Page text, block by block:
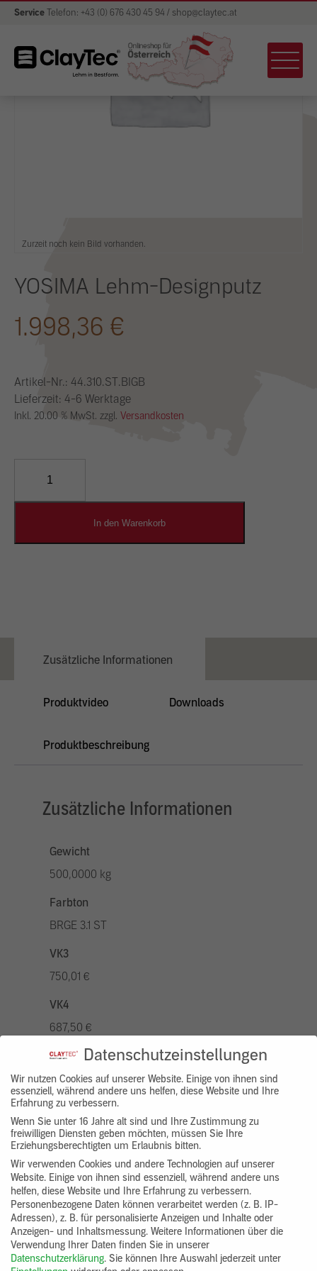
Service Telefon: +43 (0) 676 430 45 94 / shop@claytec.at
Zurzeit noch kein Bild vorhanden.
YOSIMA Lehm-Designputz
1.998,36 €
Artikel-Nr.: 44.310.ST.BIGB
Lieferzeit: 4-6 Werktage
Inkl. 20.00 % MwSt. zzgl. Versandkosten
Designputz
In den Warenkorb
Zusätzliche Informationen
Produktvideo Downloads
Produktbeschreibung
Zusätzliche Informationen
Gewicht
500,0000 kg
Farbton
BRGE 3.1 ST
VK3
750,01 €
VK4
687,50 €
VK5
875,01 €
VK7
625,00 €
Gruppenprodukt
yosima_designputz_bigb
Datenschutzeinstellungen
Wir nutzen Cookies auf unserer Website. Einige von ihnen sind
essenziell, während andere uns helfen, diese Website und Ihre
Erfahrung zu verbessern.
Wenn Sie unter 16 Jahre alt sind und Ihre Zustimmung zu
freiwilligen Diensten geben möchten, müssen Sie Ihre
Erziehungsberechtigten um Erlaubnis bitten.
Wir verwenden Cookies und andere Technologien auf unserer
Website. Einige von ihnen sind essenziell, während andere uns
helfen, diese Website und Ihre Erfahrung zu verbessern.
Personenbezogene Daten können verarbeitet werden (z. B. IP-
Adressen), z. B. für personalisierte Anzeigen und Inhalte oder
Anzeigen- und Inhaltsmessung. Weitere Informationen über die
Verwendung Ihrer Daten finden Sie in unserer
Datenschutzerklärung. Sie können Ihre Auswahl jederzeit unter